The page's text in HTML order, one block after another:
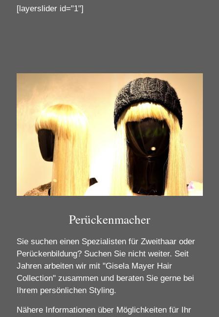
[layerslider id="1"]
Perückenmacher
Sie suchen einen Spezialisten für Zweithaar oder
Perückenbildung? Suchen Sie nicht weiter. Seit
Jahren arbeiten wir mit "Gisela Mayer Hair
Collection" zusammen und beraten Sie gerne bei
Ihrem persönlichen Styling.
Nähere Informationen über Möglichkeiten für Ihr